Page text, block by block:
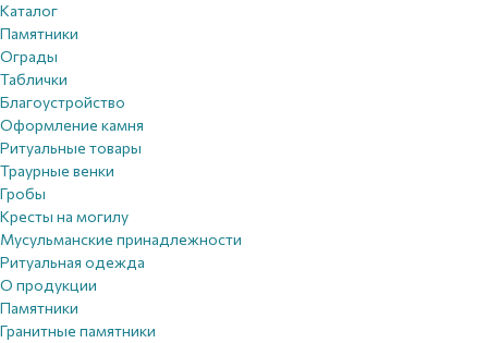
Каталог
Памятники
Ограды
Таблички
Благоустройствo
Оформление камня
Ритуальные товары
Траурные венки
Гробы
Кресты на могилу
Мусульманские принадлежности
Ритуальная одежда
О продукции
Памятники
Гранитные памятники